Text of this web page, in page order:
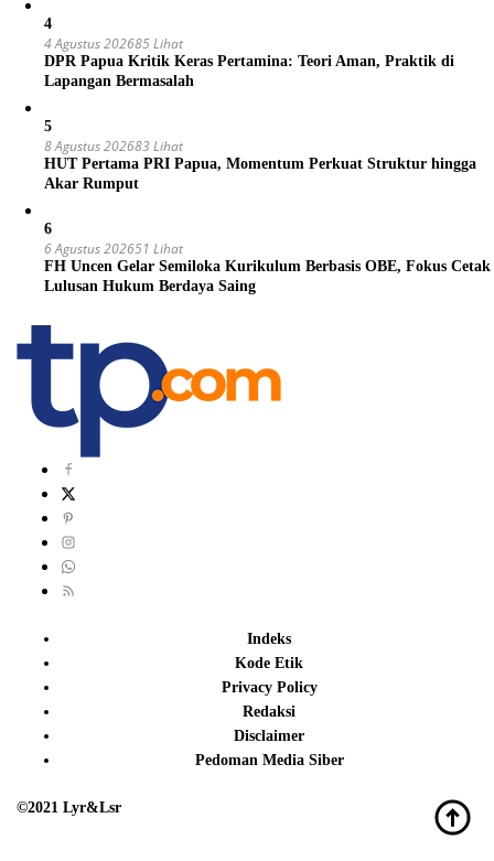
4
4 Agustus 202685 Lihat
DPR Papua Kritik Keras Pertamina: Teori Aman, Praktik di
Lapangan Bermasalah
5
8 Agustus 202683 Lihat
HUT Pertama PRI Papua, Momentum Perkuat Struktur hingga
Akar Rumput
6
6 Agustus 202651 Lihat
FH Uncen Gelar Semiloka Kurikulum Berbasis OBE, Fokus Cetak
Lulusan Hukum Berdaya Saing
Indeks
Kode Etik
Privacy Policy
Redaksi
Disclaimer
Pedoman Media Siber
©2021 Lyr&Lsr